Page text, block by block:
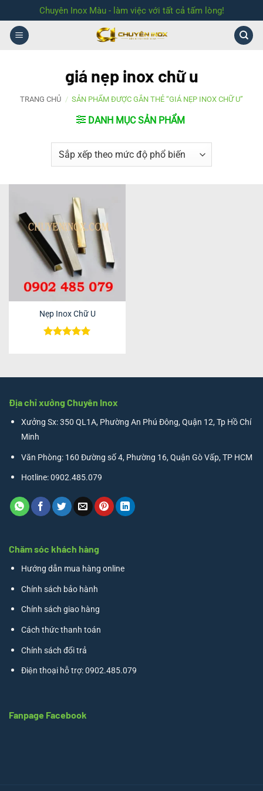
qua
nội
Chuyên Inox Màu - làm việc với tất cả tấm lòng!
giá nẹp inox chữ u
TRANG CHỦ / SẢN PHẨM ĐƯỢC GẮN THẺ “GIÁ NẸP INOX CHỮ U”
DANH MỤC SẢN PHẨM
Nẹp Inox Chữ U
Địa chỉ xưởng Chuyên Inox
Xưởng Sx: 350 QL1A, Phường An Phú Đông, Quận 12, Tp Hồ Chí
Minh
Văn Phòng: 160 Đường số 4, Phường 16, Quận Gò Vấp, TP HCM
Hotline: 0902.485.079
Chăm sóc khách hàng
Hướng dẫn mua hàng online
Chính sách bảo hành
Chính sách giao hàng
Cách thức thanh toán
Chính sách đổi trả
Điện thoại hỗ trợ: 0902.485.079
Fanpage Facebook